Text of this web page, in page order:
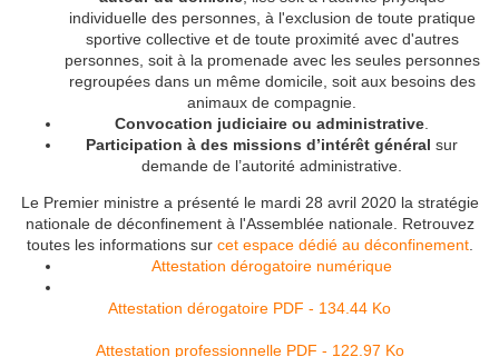
individuelle des personnes, à l'exclusion de toute pratique
sportive collective et de toute proximité avec d'autres
personnes, soit à la promenade avec les seules personnes
regroupées dans un même domicile, soit aux besoins des
animaux de compagnie.
Convocation judiciaire ou administrative
Participation à des missions d’intérêt général sur
demande de l’autorité administrative.
Le Premier ministre a présenté le mardi 28 avril 2020 la stratégie
nationale de déconfinement à l'Assemblée nationale. Retrouvez
toutes les informations sur cet espace dédié au déconfinement.
Attestation dérogatoire numérique
Attestation dérogatoire PDF - 134.44 Ko
Attestation professionnellePDF - 122.97 Ko